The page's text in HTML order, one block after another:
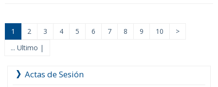
1 2 3 4 5 6 7 8 9 10
>
... Ultimo |
Actas de Sesión